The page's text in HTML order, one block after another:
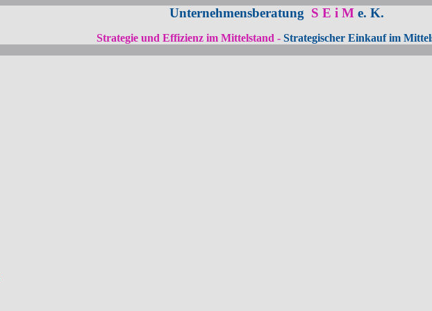
Unternehmensberatung S E i Me. K.
Strategie und Effizienz im Mittelstand - Strategischer Einkauf im